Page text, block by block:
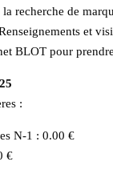
recherche de
et
BLOT pour
:
N-1 : 0.00 €
€